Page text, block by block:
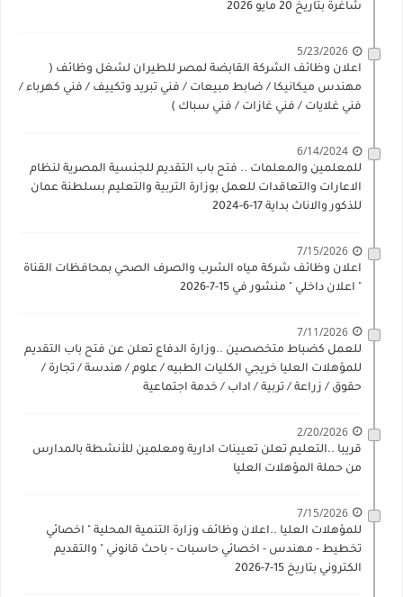
شاغرة بتاريخ 20 مايو 2026
5/23/2026
اعلان وظائف الشركة القابضة لمصر للطيران لشغل وظائف (
مهندس ميكانيكا / ضابط مبيعات / فني تبريد وتكييف / فني كهرباء /
فني غلايات / فني غازات / فني سباك )
6/14/2024
للمعلمين والمعلمات .. فتح باب التقديم للجنسية المصرية لنظام
الاعارات والتعاقدات للعمل بوزارة التربية والتعليم بسلطنة عمان
للذكور والاناث بداية 17-6-2024
7/15/2026
اعلان وظائف شركة مياه الشرب والصرف الصحي بمحافظات القناة
" اعلان داخلي " منشور في 15-7-2026
7/11/2026
للعمل كضباط متخصصين ..وزارة الدفاع تعلن عن فتح باب التقديم
للمؤهلات العليا خريجي الكليات الطبيه / علوم / هندسة / تجارة /
حقوق / زراعة / تربية / اداب / خدمة اجتماعية
2/20/2026
قريبا ..التعليم تعلن تعيينات ادارية ومعلمين للأنشطة بالمدارس
من حملة المؤهلات العليا
7/15/2026
للمؤهلات العليا ..اعلان وظائف وزارة التنمية المحلية " اخصائي
تخطيط - مهندس - اخصائي حاسبات - باحث قانوني " والتقديم
الكتروني بتاريخ 15-7-2026